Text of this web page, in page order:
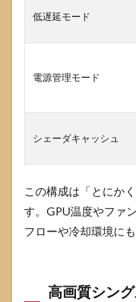
低遅延モード
電源管理モード
シェーダキャッシュ
この構成は「とにか
す。GPU温度やファ
フローや冷却環境に
高画質シン